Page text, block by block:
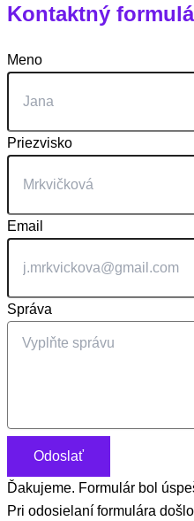
Kontaktný
Meno
Priezvisko
Email
Správa
Odoslať
Ďakujeme. Formulár bol
Pri odosielaní formulára